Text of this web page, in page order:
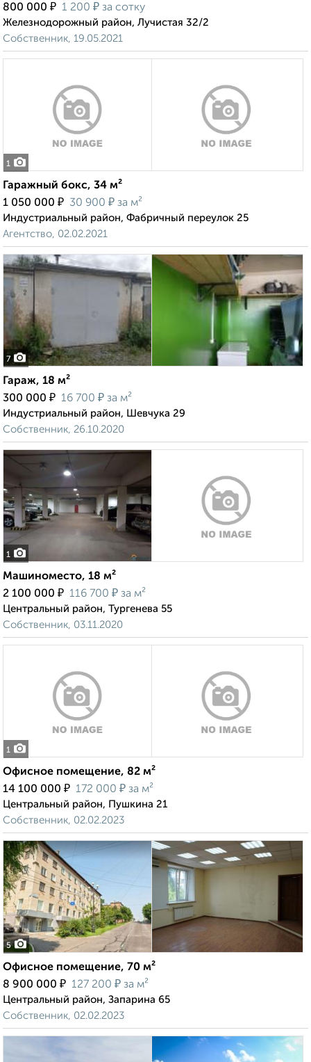
800 000 ₽ 1 200 ₽ за сотку
Железнодорожный район, Лучистая 32/2
Собственник, 19.05.2021
1
Гаражный бокс, 34 м²
1 050 000 ₽ 30 900 ₽ за м²
Индустриальный район, Фабричный переулок 25
Агентство, 02.02.2021
7
Гараж, 18 м²
300 000 ₽ 16 700 ₽ за м²
Индустриальный район, Шевчука 29
Собственник, 26.10.2020
1
Машиноместо, 18 м²
2 100 000 ₽ 116 700 ₽ за м²
Центральный район, Тургенева 55
Собственник, 03.11.2020
1
Офисное помещение, 82 м²
14 100 000 ₽ 172 000 ₽ за м²
Центральный район, Пушкина 21
Собственник, 02.02.2023
5
Офисное помещение, 70 м²
8 900 000 ₽ 127 200 ₽ за м²
Центральный район, Запарина 65
Собственник, 02.02.2023